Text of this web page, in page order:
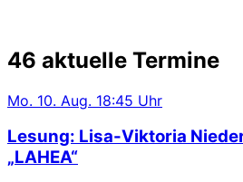
46 aktuelle Termine
Mo. 10. Aug. 18:45 Uhr
Lesung: Lisa-Viktoria
„LAHEA“